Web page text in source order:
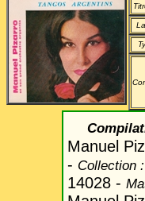
Manuel
- Collection :
14028 -